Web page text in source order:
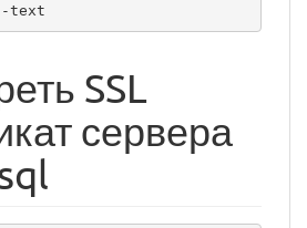
SSL
сервера